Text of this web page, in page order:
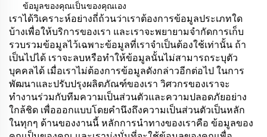
ข้อมูลของคุณเป็นของคุณเอง
เราได้วิเคราะห์อย่างถี่ถ้วนว่าเราต้องการข้อมูลประเภทใด
บ้างเพื่อให้บริการของเรา และเราจะพยายามจำกัดการเก็บ
รวบรวมข้อมูลไว้เฉพาะข้อมูลที่เราจำเป็นต้องใช้เท่านั้น ถ้า
เป็นไปได้ เราจะลบหรือทำให้ข้อมูลนั้นไม่สามารถระบุตัว
บุคคลได้ เมื่อเราไม่ต้องการข้อมูลดังกล่าวอีกต่อไป ในการ
พัฒนาและปรับปรุงผลิตภัณฑ์ของเรา วิศวกรของเราจะ
ทำงานร่วมกับทีมความเป็นส่วนตัวและความปลอดภัยอย่าง
ใกล้ชิด เพื่อออกแบบโดยคำนึงถึงความเป็นส่วนตัวเป็นหลัก
ในทุกๆ ด้านของงานนี้ หลักการนำทางของเราคือ ข้อมูลของ